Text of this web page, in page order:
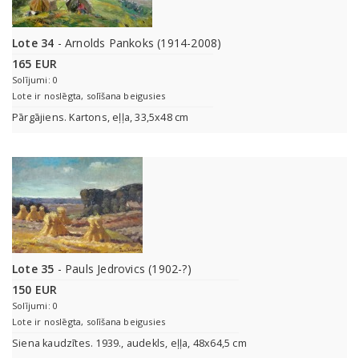
Lote 34 - Arnolds Pankoks (1914-2008)
165 EUR
Solījumi: 0
Lote ir noslēgta, solīšana beigusies
Pārgājiens. Kartons, eļļa, 33,5x48 cm
Lote 35 - Pauls Jedrovics (1902-?)
150 EUR
Solījumi: 0
Lote ir noslēgta, solīšana beigusies
Siena kaudzītes. 1939., audekls, eļļa, 48x64,5 cm